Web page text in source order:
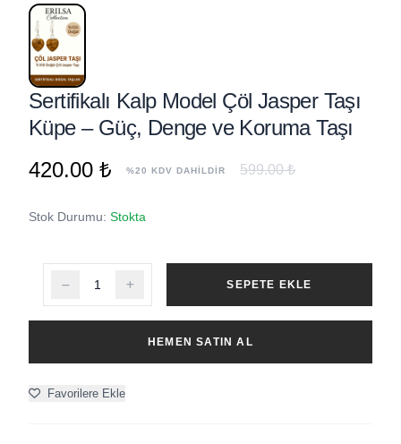
Sertifikalı Kalp Model Çöl Jasper Taşı
Küpe – Güç, Denge ve Koruma Taşı
420.00 ₺
%20 KDV DAHİLDİR 599.00 ₺
Stok Durumu: Stokta
SEPETE EKLE
HEMEN SATIN AL
Favorilere Ekle